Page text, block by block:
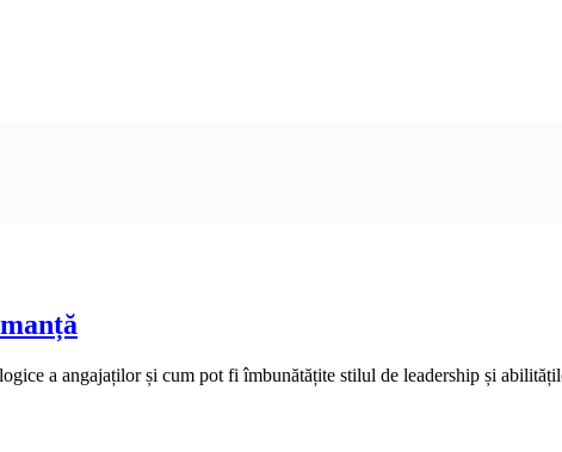
a angajaților și cum pot fi îmbunătățite stilul de leadership și